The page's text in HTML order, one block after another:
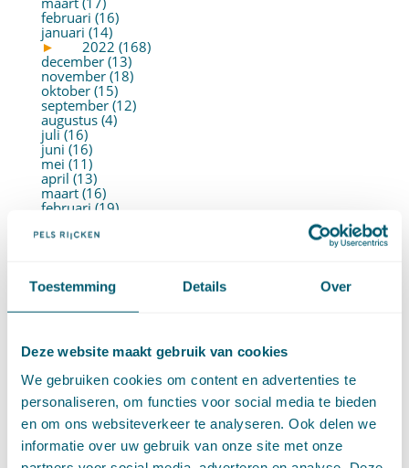
Toestemming Details Over
Deze website maakt gebruik van cookies
We gebruiken cookies om content en advertenties te
personaliseren, om functies voor social media te bieden
en om ons websiteverkeer te analyseren. Ook delen we
informatie over uw gebruik van onze site met onze
februari (16)
januari (14)
►
2022 (168)
december (13)
november (18)
oktober (15)
september (12)
augustus (4)
juli (16)
juni (16)
mei (11)
april (13)
maart (16)
februari (19)
►
2021 (123)
oktober (13)
september (4)
augustus (7)
mei (6)
maart (14)
februari (11)
januari (15)
►
2020 (154)
december (6)
november (14)